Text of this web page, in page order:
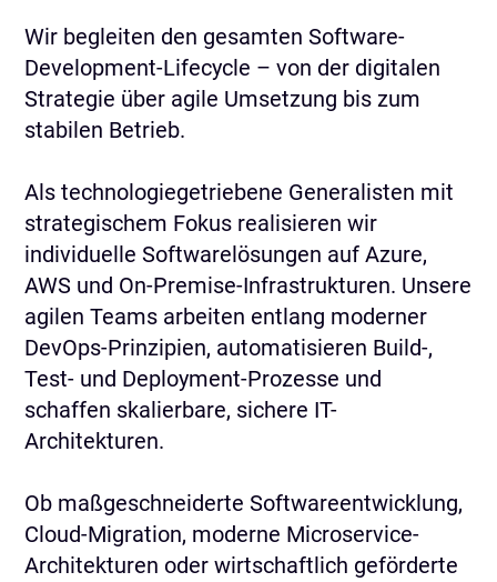
Wir begleiten den gesamten Software-
Development-Lifecycle – von der digitalen
Strategie über agile Umsetzung bis zum
stabilen Betrieb.
Als technologiegetriebene Generalisten mit
strategischem Fokus realisieren wir
individuelle Softwarelösungen auf Azure,
AWS und On-Premise-Infrastrukturen. Unsere
agilen Teams arbeiten entlang moderner
DevOps-Prinzipien, automatisieren Build-,
Test- und Deployment-Prozesse und
schaffen skalierbare, sichere IT-
Architekturen.
Ob maßgeschneiderte Softwareentwicklung,
Cloud-Migration, moderne Microservice-
Architekturen oder wirtschaftlich geförderte